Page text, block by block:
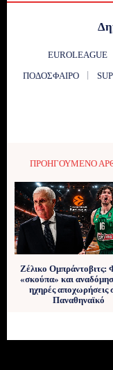
EUROLEAGUE
ΠΟΔΌΣΦΑΙΡΟ
ΠΡΟΗΓΟΎΜΕΝΟ
Ζέλικο Ομπράντοβιτς:
«σκούπα» και
ηχηρές αποχωρήσεις
Παναθηναϊκό